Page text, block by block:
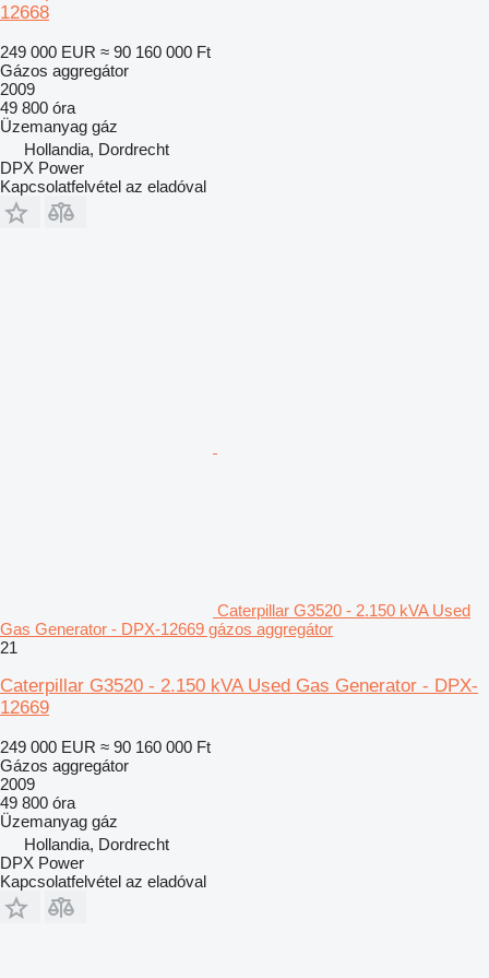
12668
249 000 EUR ≈ 90 160 000 Ft
Gázos aggregátor
2009
49 800 óra
Üzemanyag gáz
Hollandia, Dordrecht
DPX Power
Kapcsolatfelvétel az eladóval
Caterpillar G3520 - 2.150 kVA Used
Gas Generator - DPX-12669 gázos aggregátor
21
Caterpillar G3520 - 2.150 kVA Used Gas Generator - DPX-
12669
249 000 EUR ≈ 90 160 000 Ft
Gázos aggregátor
2009
49 800 óra
Üzemanyag gáz
Hollandia, Dordrecht
DPX Power
Kapcsolatfelvétel az eladóval